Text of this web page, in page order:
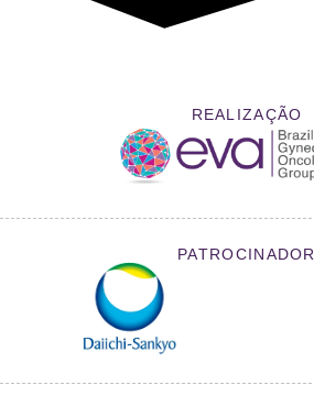
REALIZAÇÃO
PATROCINADOR